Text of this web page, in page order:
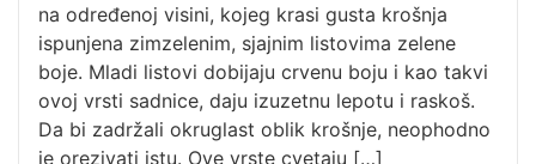
na određenoj visini, kojeg krasi gusta krošnja
ispunjena zimzelenim, sjajnim listovima zelene
boje. Mladi listovi dobijaju crvenu boju i kao takvi
ovoj vrsti sadnice, daju izuzetnu lepotu i raskoš.
Da bi zadržali okruglast oblik krošnje, neophodno
je orezivati istu. Ove vrste cvetaju […]